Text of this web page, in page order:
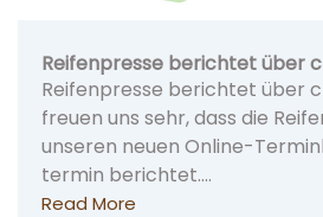
Reifenpresse berichtet über
Reifenpresse berichtet über
freuen uns sehr, dass die
unseren neuen Online-
termin berichtet.…
Read More